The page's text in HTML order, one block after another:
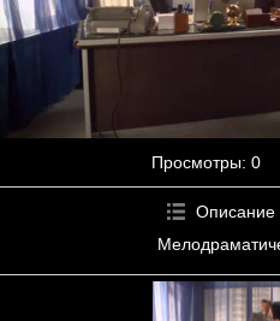
Просмотры: 0
Описание